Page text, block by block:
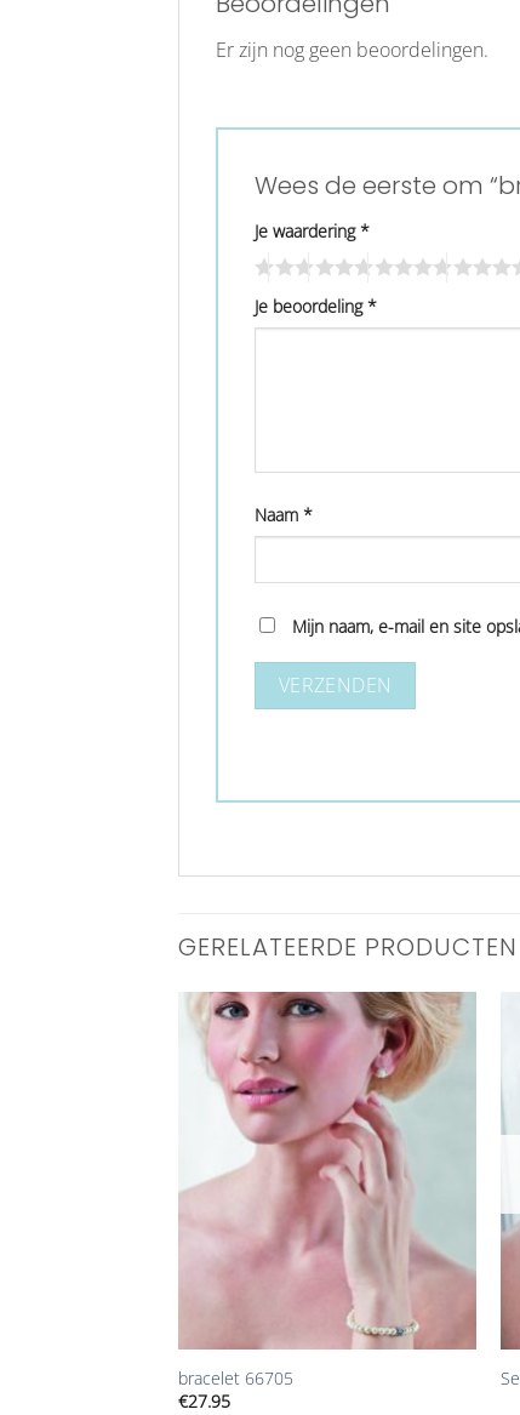
Er zijn nog geen beoordelingen.
Wees de eerste om
Je waardering*
Je beoordeling*
Naam *
Mijn naam, e-mail en site
GERELATEERDE PRODUCTEN
Aan
verlanglijst
toevoegen
bracelet 66705
€27.95